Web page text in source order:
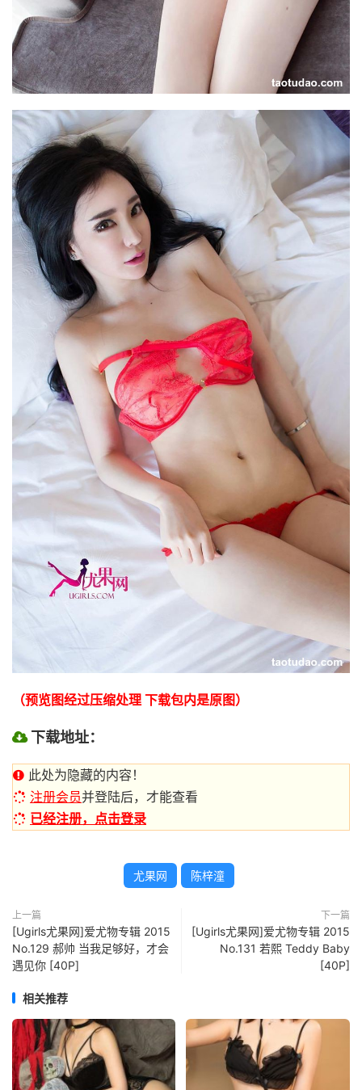
（预览图经过压缩处理 下载包内是原图）
下载地址：
此处为隐藏的内容！
注册会员并登陆后，才能查看
已经注册，点击登录
尤果网 陈梓潼
上一篇
[Ugirls尤果网]爱尤物专辑 2015
No.129 郝帅 当我足够好，才会
遇见你 [40P]
下一篇
[Ugirls尤果网]爱尤物专辑 2015
No.131 若熙 Teddy Baby
[40P]
相关推荐